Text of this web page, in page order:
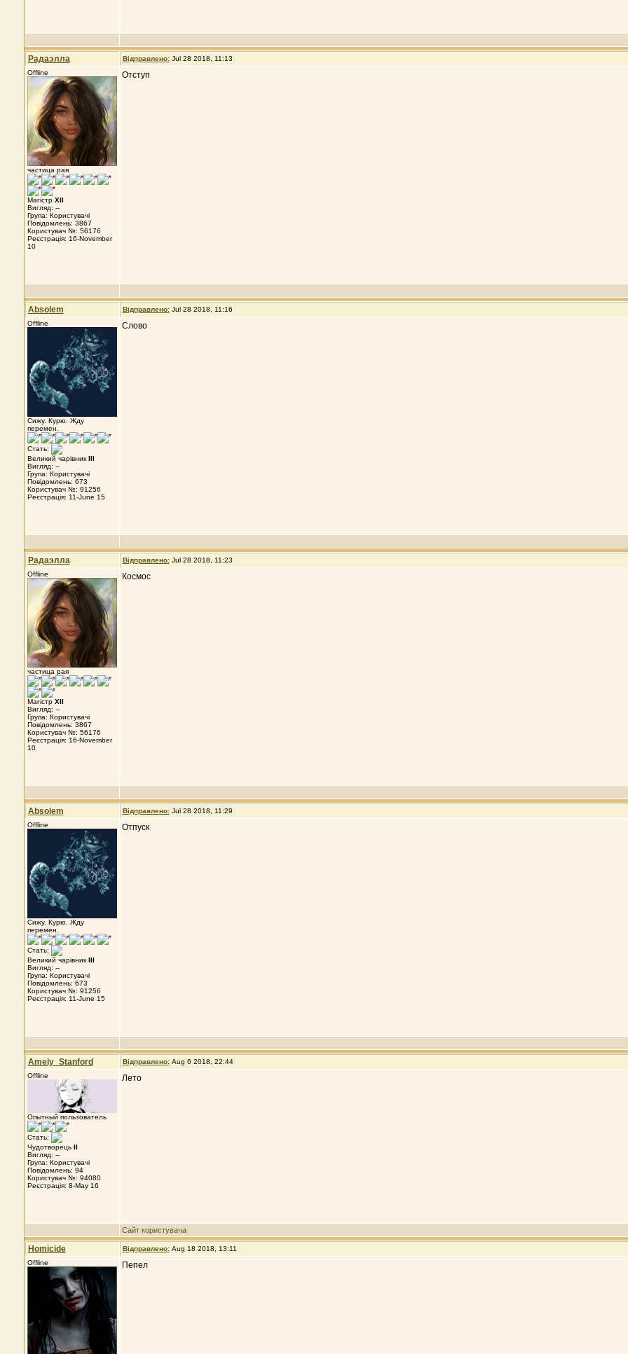
Радаэлла Відправлено: Jul 28 2018, 11:13
Offline
частица рая
Магістр XII
Вигляд: --
Група: Користувачі
Повідомлень: 3867
Користувач №: 56176
Реєстрація: 16-November
10
Отступ
Absolem Відправлено: Jul 28 2018, 11:16
Offline
Сижу. Курю. Жду
перемен.
Стать:
Великий чарівник III
Вигляд: --
Група: Користувачі
Повідомлень: 673
Користувач №: 91256
Реєстрація: 11-June 15
Слово
Радаэлла Відправлено: Jul 28 2018, 11:23
Offline
частица рая
Магістр XII
Вигляд: --
Група: Користувачі
Повідомлень: 3867
Користувач №: 56176
Реєстрація: 16-November
10
Космос
Absolem Відправлено: Jul 28 2018, 11:29
Offline
Сижу. Курю. Жду
перемен.
Стать:
Великий чарівник III
Вигляд: --
Група: Користувачі
Повідомлень: 673
Користувач №: 91256
Реєстрація: 11-June 15
Отпуск
Amely_Stanford Відправлено: Aug 6 2018, 22:44
Offline
Опытный пользователь
Стать:
Чудотворець II
Вигляд: --
Група: Користувачі
Повідомлень: 94
Користувач №: 94080
Реєстрація: 8-May 16
Лето
Сайт користувача
Homicide Відправлено: Aug 18 2018, 13:11
Offline
Пепел